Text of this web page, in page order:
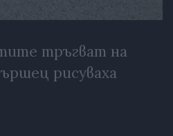
тръгват на
рисуваха